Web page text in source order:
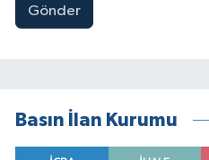
Gönder
Basın İlan Kurumu